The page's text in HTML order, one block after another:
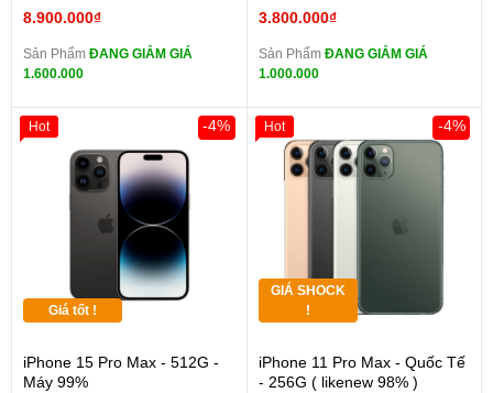
8.900.000₫
Sản Phẩm ĐANG GIẢM GIÁ
1.600.000
3.800.000₫
Sản Phẩm ĐANG GIẢM GIÁ
1.000.000
Giá tốt !
iPhone 15 Pro Max - 512G -
Máy 99%
-4%
Hot
GIÁ SHOCK
!
iPhone 11 Pro Max - Quốc Tế
- 256G ( likenew 98% )
-4%
Hot